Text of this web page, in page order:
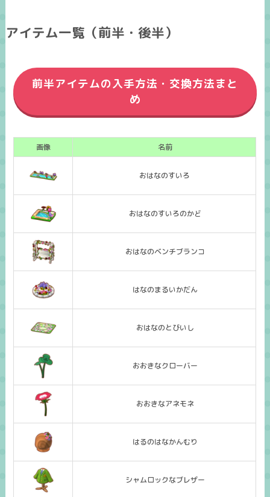
アイテム一覧（前半・後半）
前半アイテムの入手方法・交換方法まと
め
画像 名前
おはなのすいろ
おはなのすいろのかど
おはなのベンチブランコ
はなのまるいかだん
おはなのとびいし
おおきなクローバー
おおきなアネモネ
はるのはなかんむり
シャムロックなブレザー